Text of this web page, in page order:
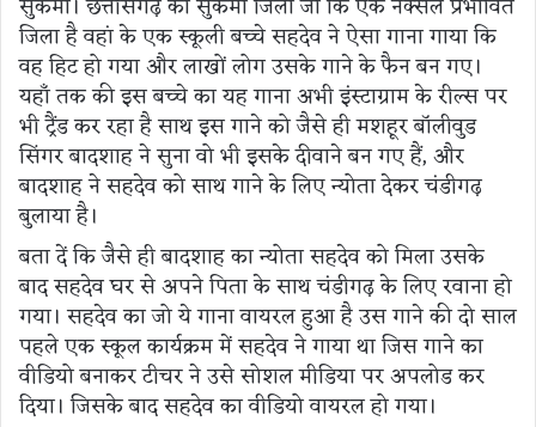
जिला है वहां के एक स्कूली बच्चे सहदेव ने ऐसा गाना गाया कि
वह हिट हो गया और लाखों लोग उसके गाने के फैन बन गए।
यहाँ तक की इस बच्चे का यह गाना अभी इंस्टाग्राम के रील्स पर
भी ट्रैंड कर रहा है साथ इस गाने को जैसे ही मशहूर बॉलीवुड
सिंगर बादशाह ने सुना वो भी इसके दीवाने बन गए हैं, और
बादशाह ने सहदेव को साथ गाने के लिए न्योता देकर चंडीगढ़
बुलाया है।
बता दें कि जैसे ही बादशाह का न्योता सहदेव को मिला उसके
बाद सहदेव घर से अपने पिता के साथ चंडीगढ़ के लिए रवाना हो
गया। सहदेव का जो ये गाना वायरल हुआ है उस गाने की दो साल
पहले एक स्कूल कार्यक्रम में सहदेव ने गाया था जिस गाने का
वीडियो बनाकर टीचर ने उसे सोशल मीडिया पर अपलोड कर
दिया। जिसके बाद सहदेव का वीडियो वायरल हो गया।